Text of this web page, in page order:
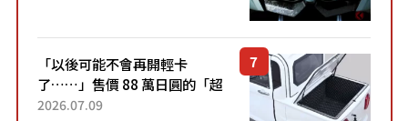
「以後可能不會再開輕卡
了……」售價 88 萬日圓的「超
迷你輕型貨車」引發兩極評
2026.07.09